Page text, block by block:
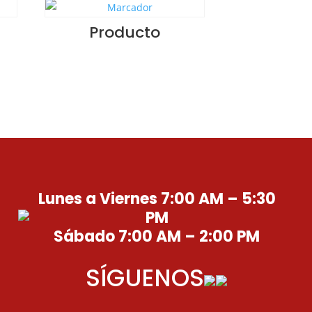
Producto
Lunes a Viernes 7:00 AM – 5:30
PM
Sábado 7:00 AM – 2:00 PM
SÍGUENOS